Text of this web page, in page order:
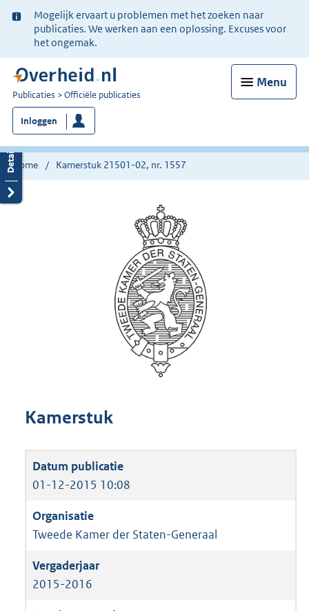
Ter
informatie:
Mogelijk ervaart u problemen met het zoeken naar
publicaties. We werken aan een oplossing. Excuses voor
het ongemak.
Menu
U
bent
nu
hier:
Publicaties Officiële publicaties
Inloggen
Home Kamerstuk 21501-02, nr. 1557
Kamerstuk
01-12-2015 10:08
Tweede Kamer der Staten-Generaal
2015-2016